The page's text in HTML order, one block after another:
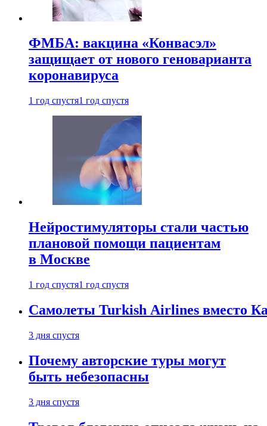
ФМБА: вакцина «Конвасэл»
защищает от нового геноварианта
коронавируса
1 год спустя1 год спустя
Нейростимуляторы стали частью
плановой помощи пациентам
в Москве
1 год спустя1 год спустя
Самолеты Turkish Airlines вместо
3 дня спустя
Почему авторские туры могут
быть небезопасны
3 дня спустя